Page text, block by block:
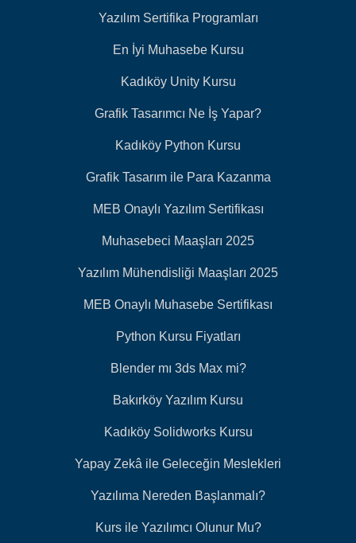
Yazılım Sertifika Programları
En İyi Muhasebe Kursu
Kadıköy Unity Kursu
Grafik Tasarımcı Ne İş Yapar?
Kadıköy Python Kursu
Grafik Tasarım ile Para Kazanma
MEB Onaylı Yazılım Sertifikası
Muhasebeci Maaşları 2025
Yazılım Mühendisliği Maaşları 2025
MEB Onaylı Muhasebe Sertifikası
Python Kursu Fiyatları
Blender mı 3ds Max mi?
Bakırköy Yazılım Kursu
Kadıköy Solidworks Kursu
Yapay Zekâ ile Geleceğin Meslekleri
Yazılıma Nereden Başlanmalı?
Kurs ile Yazılımcı Olunur Mu?